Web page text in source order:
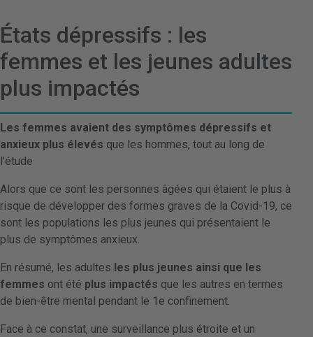
États dépressifs : les
femmes et les jeunes adultes
plus impactés
Les femmes avaient des symptômes dépressifs et
anxieux plus élevés que les hommes, tout au long de
l’étude
Alors que ce sont les personnes âgées qui étaient le plus à
risque de développer des formes graves de la Covid-19, ce
sont les populations les plus jeunes qui présentaient le
plus de symptômes anxieux.
En résumé, les adultes les plus jeunes ainsi que les
femmes ont été plus impactés que les autres en termes
de bien-être mental pendant le 1e confinement.
Face à ce constat, une surveillance plus étroite et un